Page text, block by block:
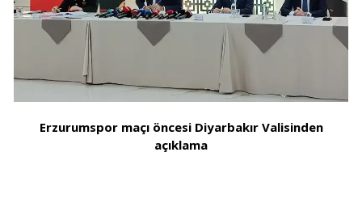
Erzurumspor maçı öncesi Diyarbakır Valisinden
açıklama